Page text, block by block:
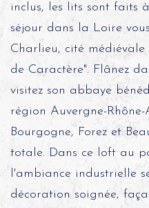
inclus, les lits sont faits
séjour dans la Loire
Charlieu, cité
de Caractère". Flânez
visitez son abbaye
région Auvergne-Rhône-
Bourgogne, Forez et
totale. Dans ce loft au
l'ambiance industrielle
décoration soignée,